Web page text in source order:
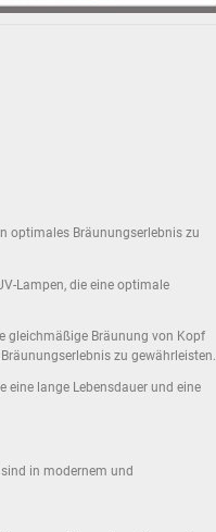
optimales Bräunungserlebnis zu
Lampen, die eine optimale
gleichmäßige Bräunung von Kopf
zu gewährleisten.
lange Lebensdauer und eine
in modernem und